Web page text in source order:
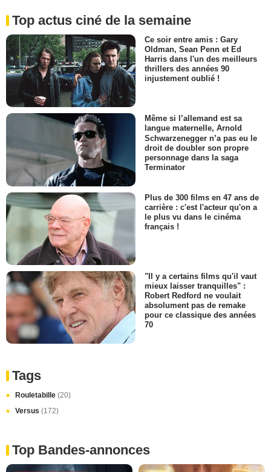
Top actus ciné de la semaine
Ce soir entre amis : Gary
Oldman, Sean Penn et Ed
Harris dans l'un des meilleurs
thrillers des années 90
injustement oublié !
Même si l’allemand est sa
langue maternelle, Arnold
Schwarzenegger n’a pas eu le
droit de doubler son propre
personnage dans la saga
Terminator
Plus de 300 films en 47 ans de
carrière : c'est l'acteur qu'on a
le plus vu dans le cinéma
français !
"Il y a certains films qu'il vaut
mieux laisser tranquilles" :
Robert Redford ne voulait
absolument pas de remake
pour ce classique des années
70
Tags
Rouletabille (20)
Versus (172)
Top Bandes-annonces